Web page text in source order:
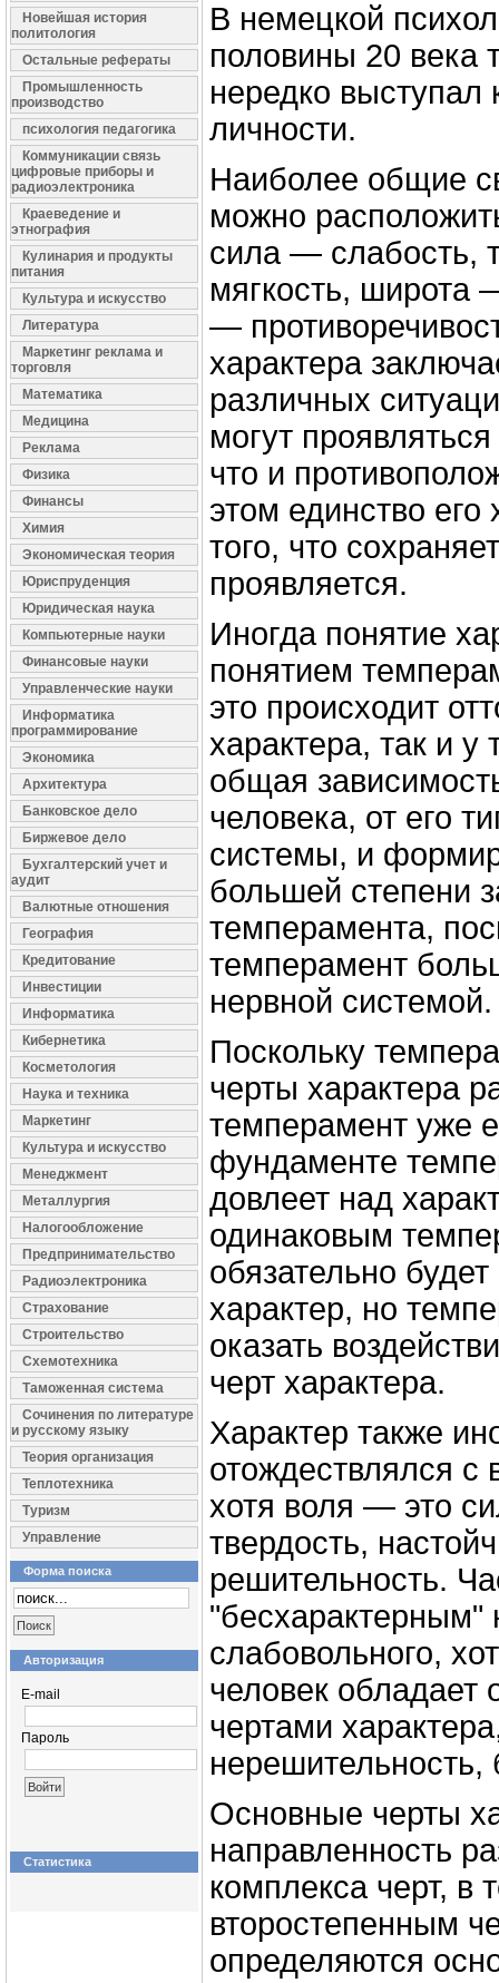
Новейшая история
политология
Остальные рефераты
Промышленность
производство
психология педагогика
Коммуникации связь
цифровые приборы и
радиоэлектроника
Краеведение и
этнография
Кулинария и продукты
питания
Культура и искусство
Литература
Маркетинг реклама и
торговля
Математика
Медицина
Реклама
Физика
Финансы
Химия
Экономическая теория
Юриспруденция
Юридическая наука
Компьютерные науки
Финансовые науки
Управленческие науки
Информатика
программирование
Экономика
Архитектура
Банковское дело
Биржевое дело
Бухгалтерский учет и
аудит
Валютные отношения
География
Кредитование
Инвестиции
Информатика
Кибернетика
Косметология
Наука и техника
Маркетинг
Культура и искусство
Менеджмент
Металлургия
Налогообложение
Предпринимательство
Радиоэлектроника
Страхование
Строительство
Схемотехника
Таможенная система
Сочинения по литературе
и русскому языку
Теория организация
Теплотехника
Туризм
Управление
Форма поиска
Авторизация
E-mail
Пароль
Статистика
В немецкой
половины 20 века
нередко выступал
личности.
Наиболее общие
можно
сила — слабость,
мягкость, широта
—
характера
различных
могут
что и
этом единство его
того, что
проявляется.
Иногда понятие
понятием
это происходит
характера, так и у
общая
человека, от его
системы, и
большей степени
темперамента,
темперамент
нервной системой.
Поскольку
черты характера
темперамент уже
фундаменте
довлеет над
одинаковым
обязательно
характер, но
оказать
черт характера.
Характер также
отождествлялся с
хотя воля — это
твердость,
решительность.
"бесхарактерным"
слабовольного,
человек обладает
чертами
нерешительность,
Основные черты
направленность
комплекса черт, в
второстепенным
определяются